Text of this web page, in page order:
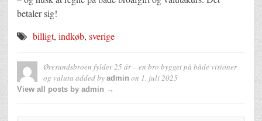
betaler sig!
billigt, indkøb, sverige
Øresundsbroen fylder 25 år – en bro bygget på både visioner
og valuta added by admin on 1. juli 2025
View all posts by admin →